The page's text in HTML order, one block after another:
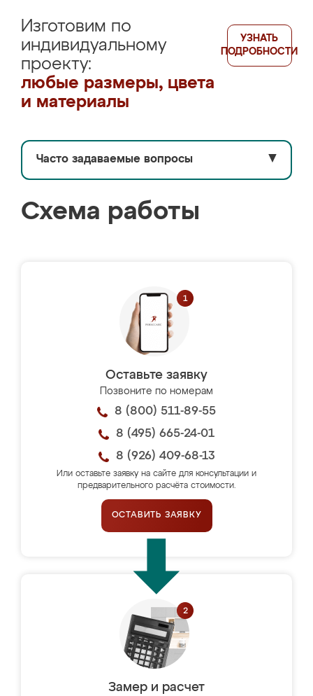
Изготовим по
индивидуальному
проекту:
любые размеры, цвета
и материалы
УЗНАТЬ
ПОДРОБНОСТИ
Часто задаваемые вопросы ▼
Схема работы
Оставьте заявку
Позвоните по номерам
8 (800) 511-89-55
8 (495) 665-24-01
8 (926) 409-68-13
Или оставьте заявку на сайте для консультации и
предварительного расчёта стоимости.
ОСТАВИТЬ ЗАЯВКУ
Замер и расчет